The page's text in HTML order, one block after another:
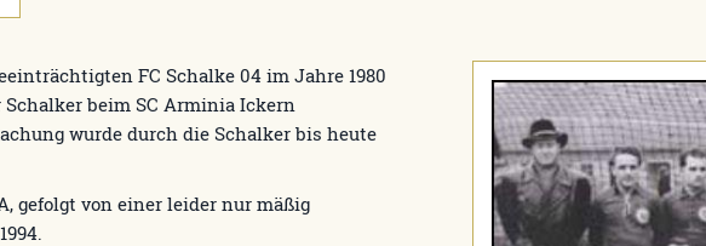
FC Schalke 04 im Jahre 1980
beim SC Arminia Ickern
wurde durch die Schalker bis heute
gefolgt von einer leider nur mäßig